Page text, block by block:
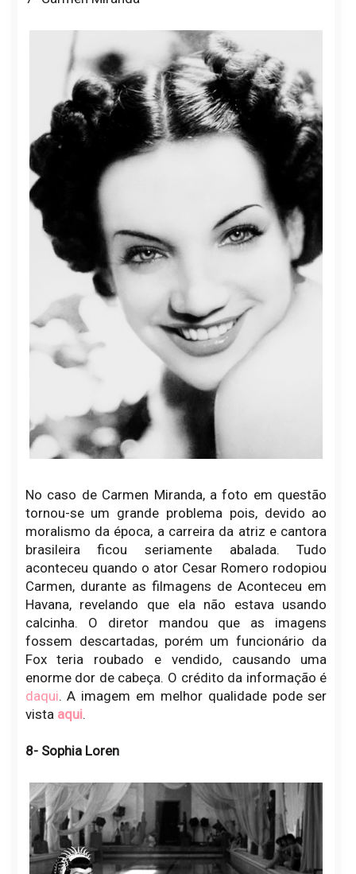
No caso de Carmen Miranda, a foto em questão
tornou-se um grande problema pois, devido ao
moralismo da época, a carreira da atriz e cantora
brasileira ficou seriamente abalada. Tudo
aconteceu quando o ator Cesar Romero rodopiou
Carmen, durante as filmagens de Aconteceu em
Havana, revelando que ela não estava usando
calcinha. O diretor mandou que as imagens
fossem descartadas, porém um funcionário da
Fox teria roubado e vendido, causando uma
enorme dor de cabeça. O crédito da informação é
daqui. A imagem em melhor qualidade pode ser
vista aqui.
8- Sophia Loren